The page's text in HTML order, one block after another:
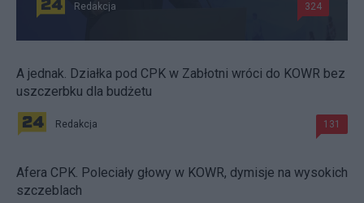
Redakcja 324
A jednak. Działka pod CPK w Zabłotni wróci do KOWR bez
uszczerbku dla budżetu
Redakcja 131
Afera CPK. Poleciały głowy w KOWR, dymisje na wysokich
szczeblach